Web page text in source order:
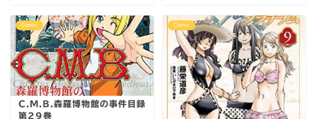
Comic
C.M.B.森羅博物館の事件目録
第29巻
Comic